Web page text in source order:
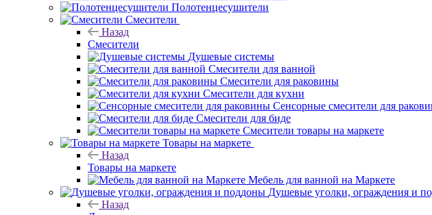
Полотенцесушители
Смесители
Назад
Смесители
Душевые системы
Смесители для ванной
Смесители для раковины
Смесители для кухни
Сенсорные смесители для
Смесители для биде
Смесители товары на маркете
Товары на маркете
Назад
Товары на маркете
Мебель для ванной на Маркете
Душевые уголки, ограждения и
Назад